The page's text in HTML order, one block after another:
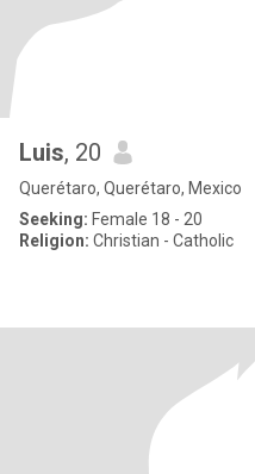
Luis, 20
Querétaro, Querétaro, Mexico
Seeking: Female 18 - 20
Religion: Christian - Catholic